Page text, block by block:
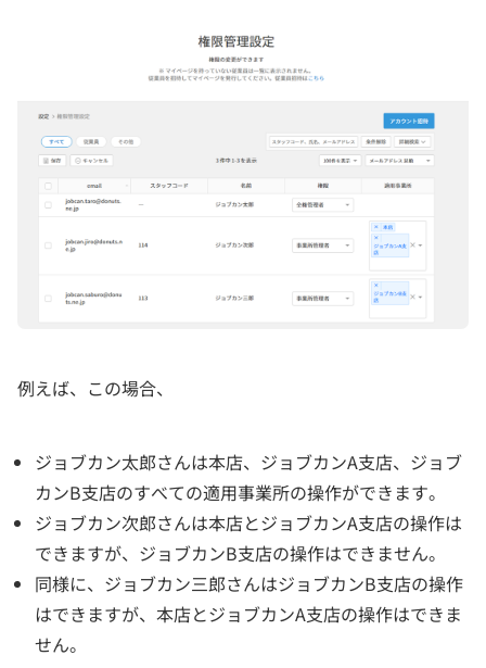
例えば、この場合、
ジョブカン太郎さんは本店、ジョブカンA支店、ジョブ
カンB支店のすべての適用事業所の操作ができます。
ジョブカン次郎さんは本店とジョブカンA支店の操作は
できますが、ジョブカンB支店の操作はできません。
同様に、ジョブカン三郎さんはジョブカンB支店の操作
はできますが、本店とジョブカンA支店の操作はできま
せん。